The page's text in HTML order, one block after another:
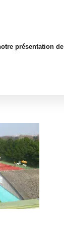
présentation de